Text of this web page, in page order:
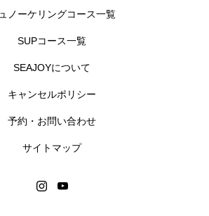
ノーケリングコース一覧
SUPコース一覧
SEAJOYについて
キャンセルポリシー
予約・お問い合わせ
サイトマップ